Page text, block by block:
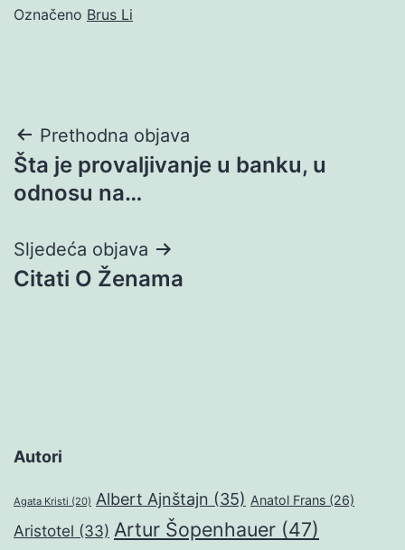
Označeno Brus Li
Navigacija
objava
Prethodna objava
Šta je provaljivanje u banku, u
odnosu na…
Sljedeća objava
Citati O Ženama
Autori
Agata Kristi (20) Albert Ajnštajn (35) Anatol Frans (26)
Aristotel (33) Artur Šopenhauer (47)